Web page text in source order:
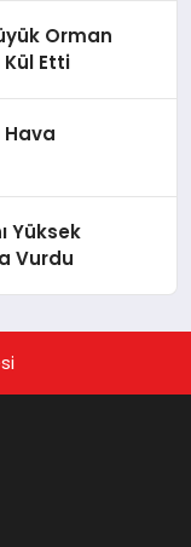
Orman
Kül Etti
Hava
Yüksek
Vurdu